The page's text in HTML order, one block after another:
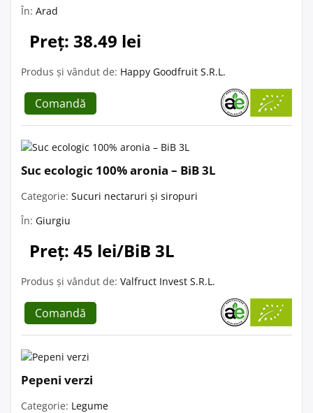
În: Arad
Preț: 38.49 lei
Produs și vândut de: Happy Goodfruit S.R.L.
Comandă
Suc ecologic 100% aronia – BiB 3L
Categorie: Sucuri nectaruri și siropuri
În: Giurgiu
Preț: 45 lei/BiB 3L
Produs și vândut de: Valfruct Invest S.R.L.
Comandă
Pepeni verzi
Categorie: Legume